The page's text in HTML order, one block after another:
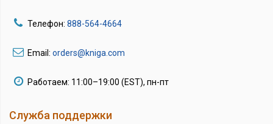
Телефон: 888-564-4664
Email: orders@kniga.com
Работаем: 11:00–19:00 (EST), пн-пт
Служба поддержки